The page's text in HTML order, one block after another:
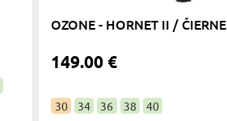
OZONE - HORNET II / ČIERNE
149.00 €
30 34 36 38
40